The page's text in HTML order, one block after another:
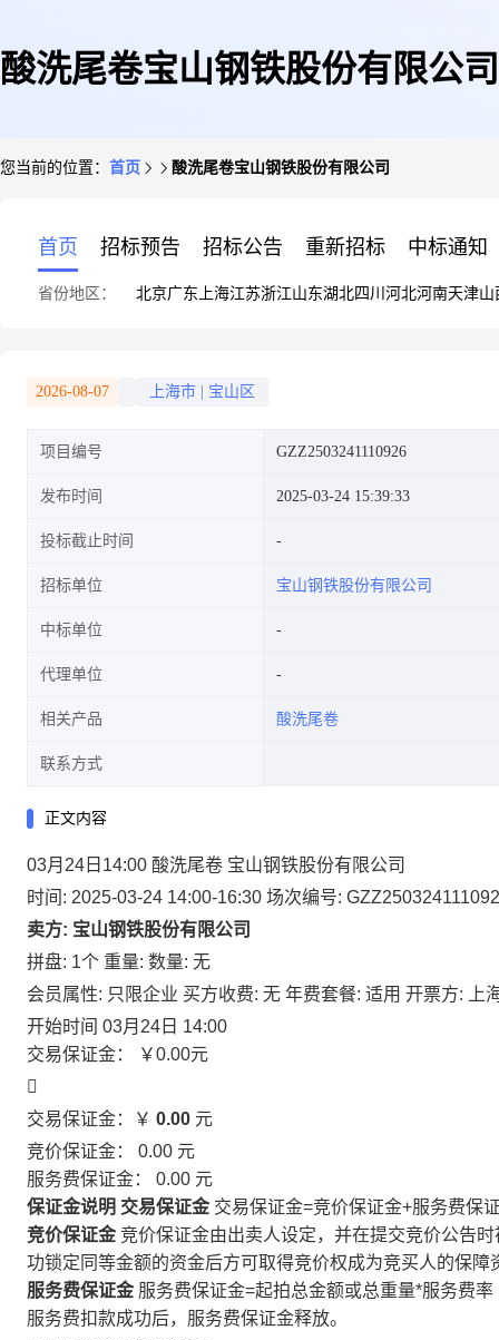
酸洗尾卷宝山钢铁股份有限公司
您当前的位置： 首页 酸洗尾卷宝山钢铁股份有限公司
首页 招标预告 招标公告 重新招标 中标通知
省份地区： 北京广东 上海江苏浙江山东湖北四川 河北河南天津山
2026-08-07 上海市 宝山区
项目编号 GZZ2503241110926
发布时间 2025-03-24 15:39:33
投标截止时间
招标单位 宝山钢铁股份有限公司
中标单位
代理单位
相关产品 酸洗尾卷
联系方式
正文内容
03月24日14:00 酸洗尾卷 宝山钢铁股份有限公司
时间: 2025-03-24 14:00-16:30 场次编号:
卖方: 宝山钢铁股份有限公司
拼盘: 1个 重量: 数量: 无
会员属性: 只限企业 买方收费: 无 年费套餐: 适用 开票方: 上
开始时间 03月24日 14:00
交易保证金：
￥0.00元

交易保证金：￥ 0.00 元
竞价保证金： 0.00 元
服务费保证金： 0.00 元
保证金说明 交易保证金 交易保证金=竞价保证金+服务费保
竞价保证金 竞价保证金由出卖人设定，并在提交竞价公告
功锁定同等金额的资金后方可取得竞价权成为竞买人的保障
服务费保证金 服务费保证金=起拍总金额或总重量*服务费率
服务费扣款成功后，服务费保证金释放。